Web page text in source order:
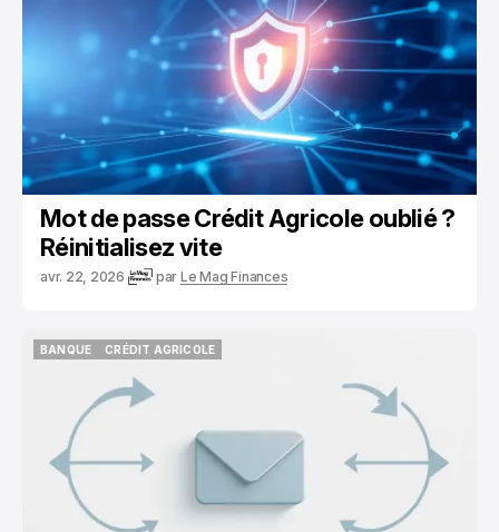
Mot de passe Crédit Agricole oublié ?
Réinitialisez vite
avr. 22, 2026 par Le Mag Finances
BANQUE
CRÉDIT AGRICOLE